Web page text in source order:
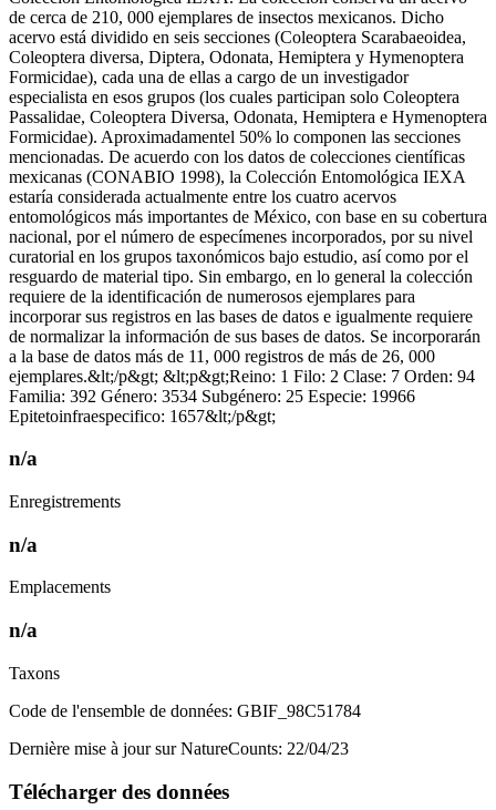
de cerca de 210, 000 ejemplares de insectos mexicanos. Dicho
acervo está dividido en seis secciones (Coleoptera Scarabaeoidea,
Coleoptera diversa, Diptera, Odonata, Hemiptera y Hymenoptera
Formicidae), cada una de ellas a cargo de un investigador
especialista en esos grupos (los cuales participan solo Coleoptera
Passalidae, Coleoptera Diversa, Odonata, Hemiptera e Hymenoptera
Formicidae). Aproximadamentel 50% lo componen las secciones
mencionadas. De acuerdo con los datos de colecciones científicas
mexicanas (CONABIO 1998), la Colección Entomológica IEXA
estaría considerada actualmente entre los cuatro acervos
entomológicos más importantes de México, con base en su cobertura
nacional, por el número de especímenes incorporados, por su nivel
curatorial en los grupos taxonómicos bajo estudio, así como por el
resguardo de material tipo. Sin embargo, en lo general la colección
requiere de la identificación de numerosos ejemplares para
incorporar sus registros en las bases de datos e igualmente requiere
de normalizar la información de sus bases de datos. Se incorporarán
a la base de datos más de 11, 000 registros de más de 26, 000
ejemplares.&lt;/p&gt; &lt;p&gt;Reino: 1 Filo: 2 Clase: 7 Orden: 94
Familia: 392 Género: 3534 Subgénero: 25 Especie: 19966
Epitetoinfraespecifico: 1657&lt;/p&gt;
n/a
Enregistrements
n/a
Emplacements
n/a
Taxons
Code de l'ensemble de données: GBIF_98C51784
Dernière mise à jour sur NatureCounts: 22/04/23
Télécharger des données